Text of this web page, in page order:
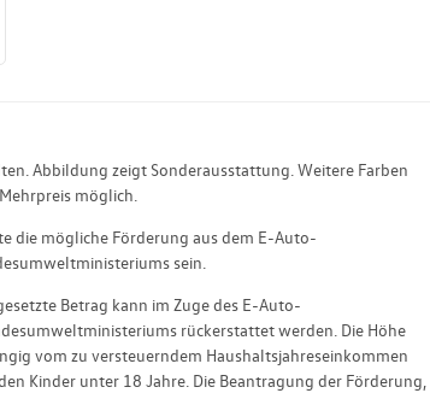
Abbildung zeigt Sonderausstattung. Weitere Farben
möglich.
die mögliche Förderung aus dem E-Auto-
sein.
Betrag kann im Zuge des E-Auto-
rückerstattet werden. Die Höhe
vom zu versteuerndem Haushaltsjahreseinkommen
Kinder unter 18 Jahre. Die Beantragung der Förderung,